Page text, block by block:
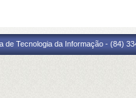
de Tecnologia da Informação - (84)